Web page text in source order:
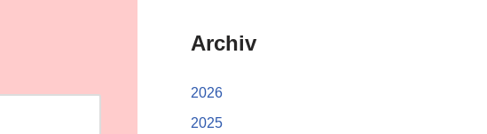
Archiv
2026
2025